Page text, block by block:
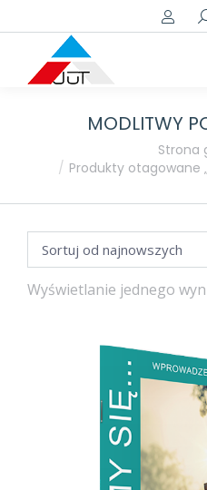
MODLITWY
Strona
Produkty otagowane
Wyświetlanie jednego